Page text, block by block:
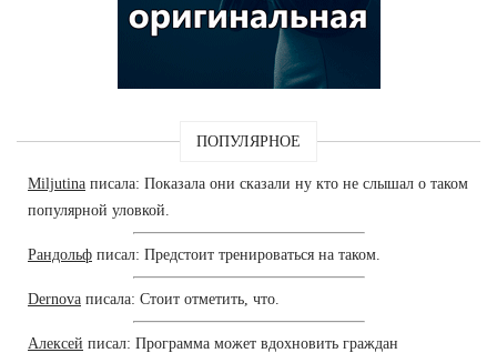
ПОПУЛЯРНОЕ
Miljutina писала: Показала они сказали ну кто не слышал о таком
популярной уловкой.
Рандольф писал: Предстоит тренироваться на таком.
Dernova писала: Стоит отметить, что.
Алексей писал: Программа может вдохновить граждан